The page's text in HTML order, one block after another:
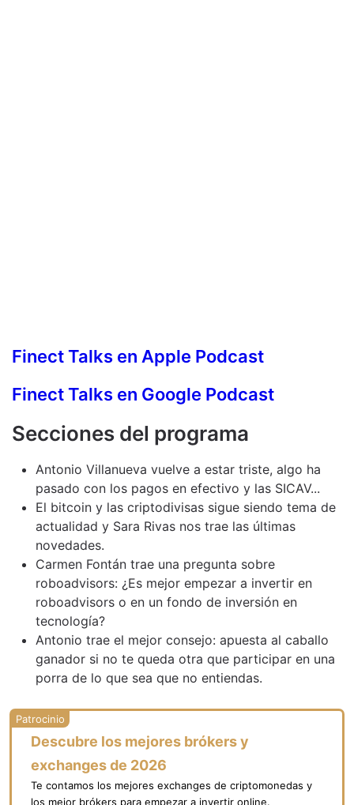
Finect Talks en Apple Podcast
Finect Talks en Google Podcast
Secciones del programa
Antonio Villanueva vuelve a estar triste, algo ha
pasado con los pagos en efectivo y las SICAV...
El bitcoin y las criptodivisas sigue siendo tema de
actualidad y Sara Rivas nos trae las últimas
novedades.
Carmen Fontán trae una pregunta sobre
roboadvisors: ¿Es mejor empezar a invertir en
roboadvisors o en un fondo de inversión en
tecnología?
Antonio trae el mejor consejo: apuesta al caballo
ganador si no te queda otra que participar en una
porra de lo que sea que no entiendas.
Descubre los mejores brókers y
exchanges de 2026
Te contamos los mejores exchanges de criptomonedas y
los mejor brókers para empezar a invertir online.